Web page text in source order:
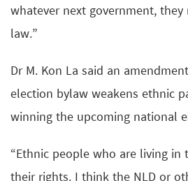
whatever next government,
law.”
Dr M. Kon La said an
election bylaw weakens ethnic
winning the upcoming national
“Ethnic people who are living